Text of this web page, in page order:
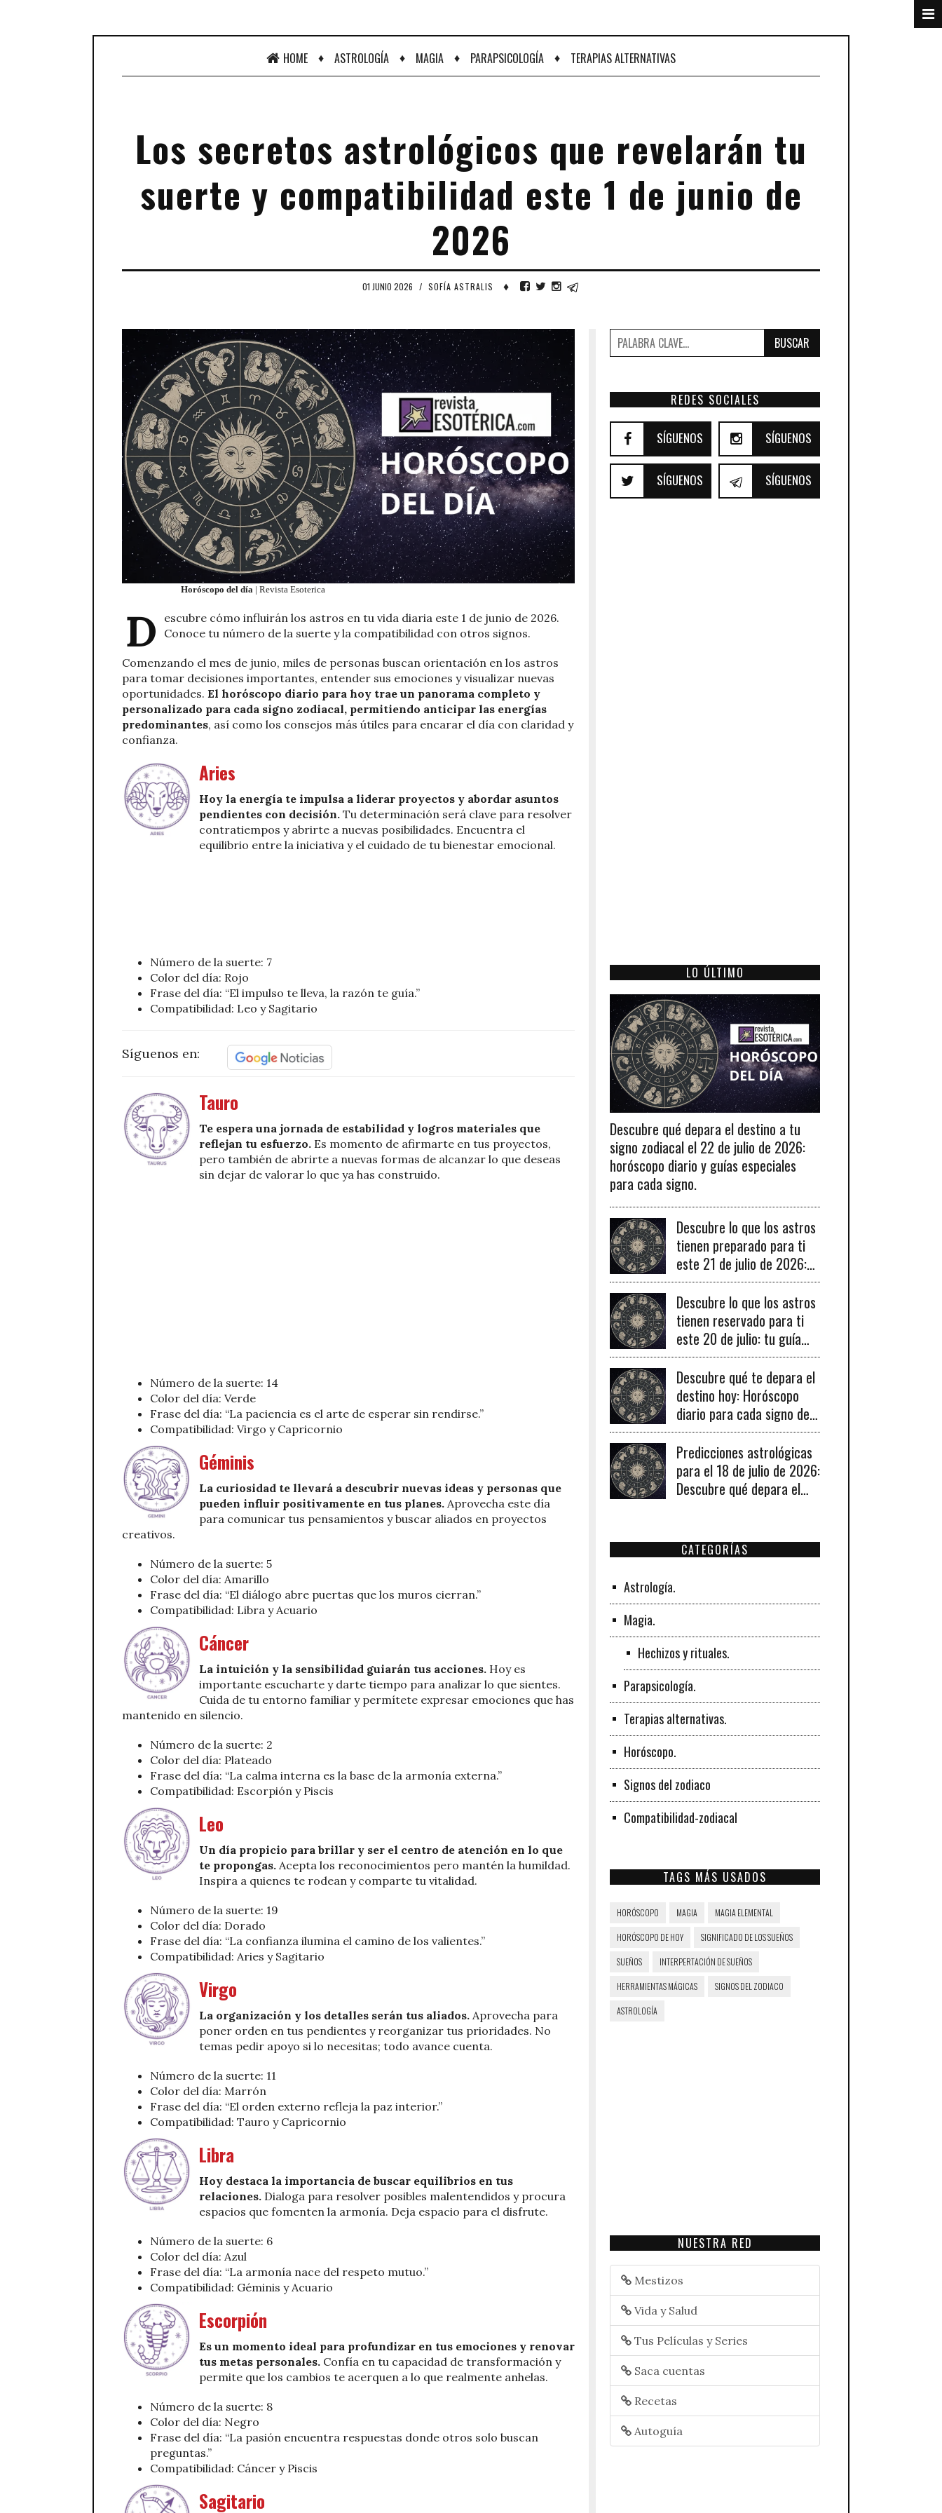
HOME ♦ ASTROLOGÍA ♦ MAGIA ♦ PARAPSICOLOGÍA ♦ TERAPIAS ALTERNATIVAS
Los secretos astrológicos que revelarán tu
suerte y compatibilidad este 1 de junio de
2026
01 JUNIO 2026 / SOFÍA ASTRALIS ♦
Horóscopo del día | Revista Esoterica
D
escubre cómo influirán los astros en tu vida diaria este 1 de junio de 2026.
Conoce tu número de la suerte y la compatibilidad con otros signos.
Comenzando el mes de junio, miles de personas buscan orientación en los astros
para tomar decisiones importantes, entender sus emociones y visualizar nuevas
oportunidades. El horóscopo diario para hoy trae un panorama completo y
personalizado para cada signo zodiacal, permitiendo anticipar las energías
predominantes, así como los consejos más útiles para encarar el día con claridad y
confianza.
Aries
Hoy la energía te impulsa a liderar proyectos y abordar asuntos
pendientes con decisión. Tu determinación será clave para resolver
contratiempos y abrirte a nuevas posibilidades. Encuentra el
equilibrio entre la iniciativa y el cuidado de tu bienestar emocional.
Número de la suerte: 7
Color del día: Rojo
Frase del día: “El impulso te lleva, la razón te guía.”
Compatibilidad: Leo y Sagitario
Síguenos en:
Tauro
Te espera una jornada de estabilidad y logros materiales que
reflejan tu esfuerzo. Es momento de afirmarte en tus proyectos,
pero también de abrirte a nuevas formas de alcanzar lo que deseas
sin dejar de valorar lo que ya has construido.
Número de la suerte: 14
Color del día: Verde
Frase del día: “La paciencia es el arte de esperar sin rendirse.”
Compatibilidad: Virgo y Capricornio
Géminis
La curiosidad te llevará a descubrir nuevas ideas y personas que
pueden influir positivamente en tus planes. Aprovecha este día
para comunicar tus pensamientos y buscar aliados en proyectos
creativos.
Número de la suerte: 5
Color del día: Amarillo
Frase del día: “El diálogo abre puertas que los muros cierran.”
Compatibilidad: Libra y Acuario
Cáncer
La intuición y la sensibilidad guiarán tus acciones. Hoy es
importante escucharte y darte tiempo para analizar lo que sientes.
Cuida de tu entorno familiar y permítete expresar emociones que has
mantenido en silencio.
Número de la suerte: 2
Color del día: Plateado
Frase del día: “La calma interna es la base de la armonía externa.”
Compatibilidad: Escorpión y Piscis
Leo
Un día propicio para brillar y ser el centro de atención en lo que
te propongas. Acepta los reconocimientos pero mantén la humildad.
Inspira a quienes te rodean y comparte tu vitalidad.
Número de la suerte: 19
Color del día: Dorado
Frase del día: “La confianza ilumina el camino de los valientes.”
Compatibilidad: Aries y Sagitario
Virgo
La organización y los detalles serán tus aliados. Aprovecha para
poner orden en tus pendientes y reorganizar tus prioridades. No
temas pedir apoyo si lo necesitas; todo avance cuenta.
Número de la suerte: 11
Color del día: Marrón
Frase del día: “El orden externo refleja la paz interior.”
Compatibilidad: Tauro y Capricornio
Libra
Hoy destaca la importancia de buscar equilibrios en tus
relaciones. Dialoga para resolver posibles malentendidos y procura
espacios que fomenten la armonía. Deja espacio para el disfrute.
Número de la suerte: 6
Color del día: Azul
Frase del día: “La armonía nace del respeto mutuo.”
Compatibilidad: Géminis y Acuario
Escorpión
Es un momento ideal para profundizar en tus emociones y renovar
tus metas personales. Confía en tu capacidad de transformación y
permite que los cambios te acerquen a lo que realmente anhelas.
Número de la suerte: 8
Color del día: Negro
Frase del día: “La pasión encuentra respuestas donde otros solo buscan
preguntas.”
Compatibilidad: Cáncer y Piscis
Sagitario
BUSCAR
REDES SOCIALES
SÍGUENOS SÍGUENOS
SÍGUENOS SÍGUENOS
LO ÚLTIMO
Descubre qué depara el destino a tu
signo zodiacal el 22 de julio de 2026:
horóscopo diario y guías especiales
para cada signo.
Descubre lo que los astros
tienen preparado para ti
este 21 de julio de 2026:
tu horóscopo diario
revelado.
Descubre lo que los astros
tienen reservado para ti
este 20 de julio: tu guía
diaria de horóscopo y
recomendaciones para un
día lleno de fortuna.
Descubre qué te depara el
destino hoy: Horóscopo
diario para cada signo del
19 de julio de 2026
Predicciones astrológicas
para el 18 de julio de 2026:
Descubre qué depara el
CATEGORÍAS
Astrología.
Magia.
Hechizos y rituales.
Parapsicología.
Terapias alternativas.
Horóscopo.
Signos del zodiaco
Compatibilidad-zodiacal
TAGS MÁS USADOS
HORÓSCOPO MAGIA MAGIA ELEMENTAL
HORÓSCOPO DE HOY SIGNIFICADO DE LOS SUEÑOS
SUEÑOS INTERPERTACIÓN DE SUEÑOS
HERRAMIENTAS MÁGICAS SIGNOS DEL ZODIACO
ASTROLOGÍA
NUESTRA RED
Mestizos
Vida y Salud
Tus Películas y Series
Saca cuentas
Recetas
Autoguía